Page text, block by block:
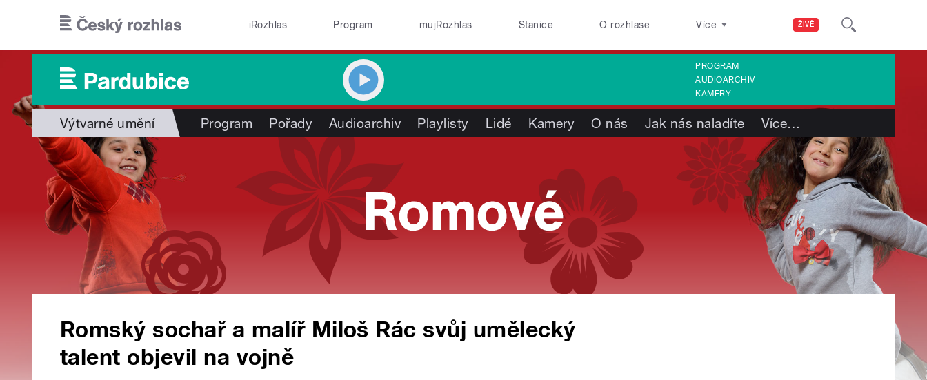
ŽIVĚ
iRozhlas Program mujRozhlas Stanice O rozhlase Více
PROGRAM
AUDIOARCHIV
KAMERY
Výtvarné umění Program Pořady Audioarchiv Playlisty Lidé Kamery O nás Jak nás naladíte Více…
Romský sochař a malíř Miloš Rác svůj umělecký
talent objevil na vojně